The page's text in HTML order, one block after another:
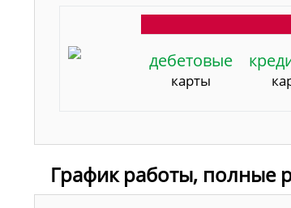
дебетовые
карты
График работы, полные